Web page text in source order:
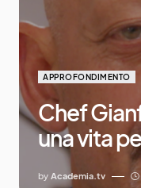
APPROFONDIMENTO
Chef
una vita
by Academia.tv